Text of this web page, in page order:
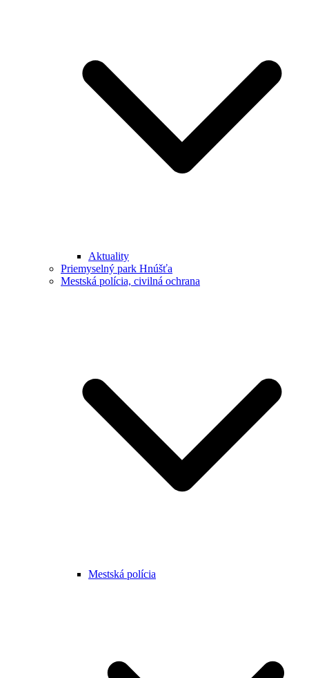
Aktuality
Priemyselný park Hnúšťa
Mestská polícia, civilná ochrana
Mestská polícia